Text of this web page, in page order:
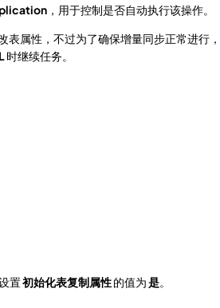
，用于控制是否自动执行该操作。
属性，不过为了确保增量同步正常进行，
时继续任务。
置初始化表复制属性的值为是。